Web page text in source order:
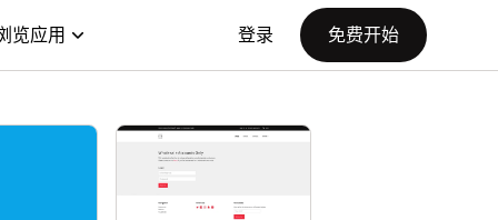
览应用 登录 免费开始